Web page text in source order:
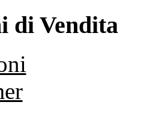
di Vendita